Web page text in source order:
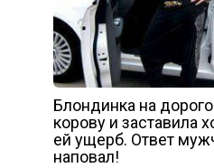
Блондинка на
корову и заставила
ей ущерб. Ответ
наповал!